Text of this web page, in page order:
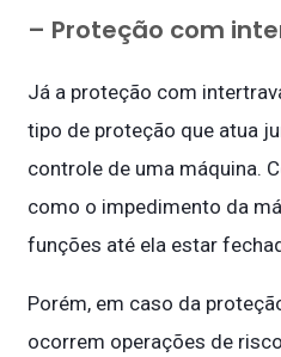
– Proteção com
Já a proteção com
tipo de proteção que atua
controle de uma máquina.
como o impedimento da
funções até ela estar
Porém, em caso da
ocorrem operações de